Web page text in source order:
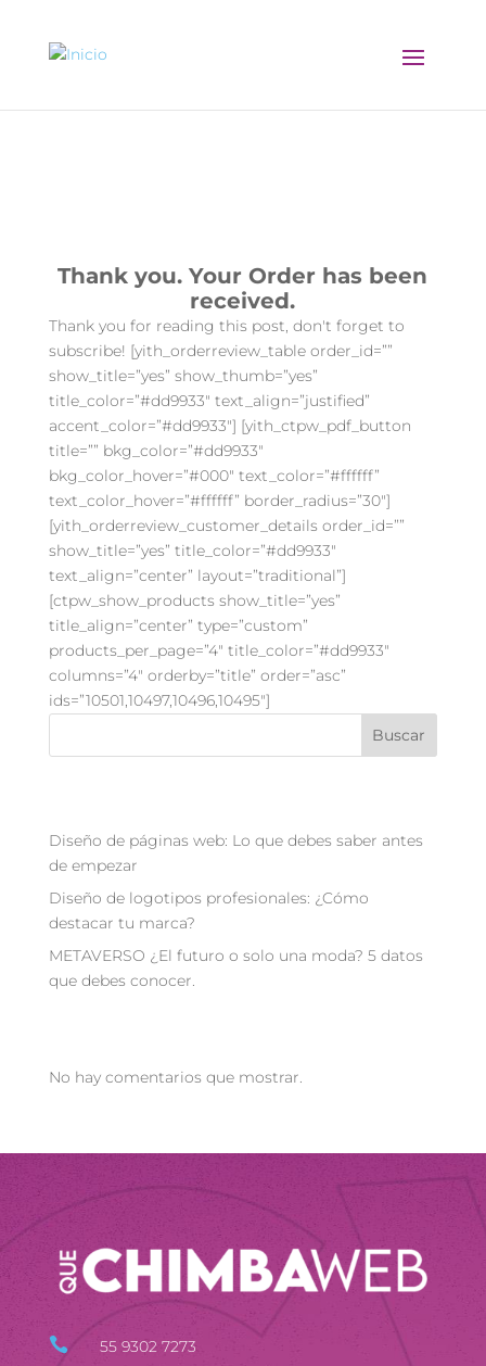
Thank you. Your Order has been
received.
Thank you for reading this post, don't forget to
subscribe! [yith_orderreview_table order_id=””
show_title=”yes” show_thumb=”yes”
title_color=”#dd9933″ text_align=”justified”
accent_color=”#dd9933″] [yith_ctpw_pdf_button
title=”” bkg_color=”#dd9933″
bkg_color_hover=”#000″ text_color=”#ffffff”
text_color_hover=”#ffffff” border_radius=”30″]
[yith_orderreview_customer_details order_id=””
show_title=”yes” title_color=”#dd9933″
text_align=”center” layout=”traditional”]
[ctpw_show_products show_title=”yes”
title_align=”center” type=”custom”
products_per_page=”4″ title_color=”#dd9933″
columns=”4″ orderby=”title” order=”asc”
ids=”10501,10497,10496,10495″]
Buscar
Diseño de páginas web: Lo que debes saber antes
de empezar
Diseño de logotipos profesionales: ¿Cómo
destacar tu marca?
METAVERSO ¿El futuro o solo una moda? 5 datos
que debes conocer.
No hay comentarios que mostrar.
 55 9302 7273